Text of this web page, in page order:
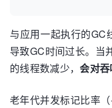
与应用一起执行的GC
导致GC时间过长。当
的线程数减少，会对
老年代并发标记比率